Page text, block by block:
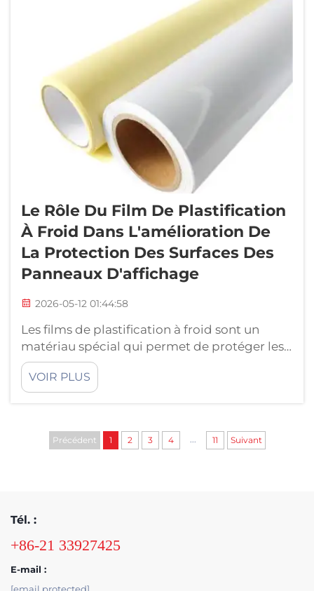
l’apparence et rendent la lecture difficile.
Le Rôle Du Film De Plastification
À Froid Dans L'amélioration De
La Protection Des Surfaces Des
Panneaux D'affichage
2026-05-12 01:44:58
Les films de plastification à froid sont un
matériau spécial qui permet de protéger les
panneaux et bannières. Ils constituent une
couche transparente résistante qui garantit
que les surfaces des panneaux restent
Cela est important, car les panneaux doivent
conserver une apparence soignée sur une
VOIR PLUS
Précédent 1 2 3 4 11 Suivant
Tél. :
+86-21 33927425
E-mail :